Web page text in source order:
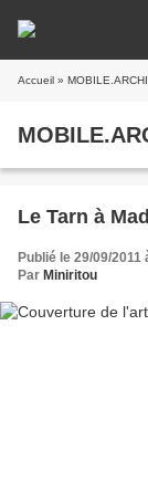
Accueil »
Le Tarn à
Publié le 29/09/2011
Par Miniritou